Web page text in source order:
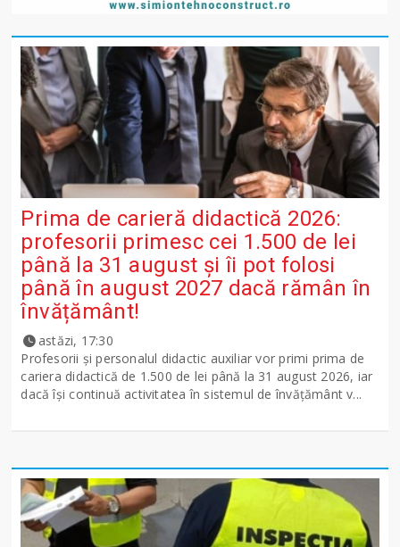
Prima de carieră didactică 2026:
profesorii primesc cei 1.500 de lei
până la 31 august și îi pot folosi
până în august 2027 dacă rămân în
învățământ!
astăzi, 17:30
Profesorii și personalul didactic auxiliar vor primi prima de
cariera didactică de 1.500 de lei până la 31 august 2026, iar
dacă își continuă activitatea în sistemul de învățământ v...